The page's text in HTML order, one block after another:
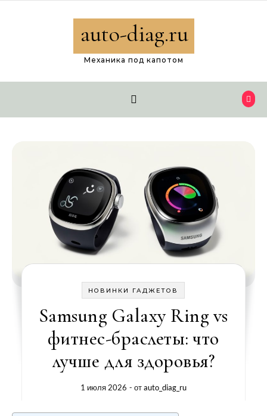
auto-diag.ru
Механика под капотом
НОВИНКИ ГАДЖЕТОВ
Samsung Galaxy Ring vs
фитнес-браслеты: что
лучше для здоровья?
1 июля 2026 - отauto_diag_ru